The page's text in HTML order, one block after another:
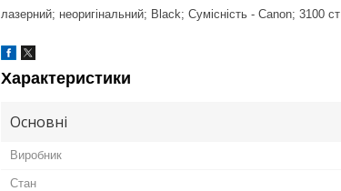
лазерний; неоригінальний; Black; Сумісність - Canon; 3100 ст
Характеристики
Основні
Виробник
Стан